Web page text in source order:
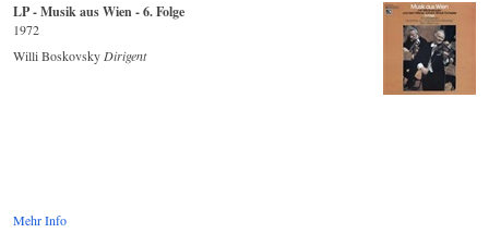
LP - Musik aus Wien - 6. Folge
1972
Willi Boskovsky Dirigent
Mehr Info